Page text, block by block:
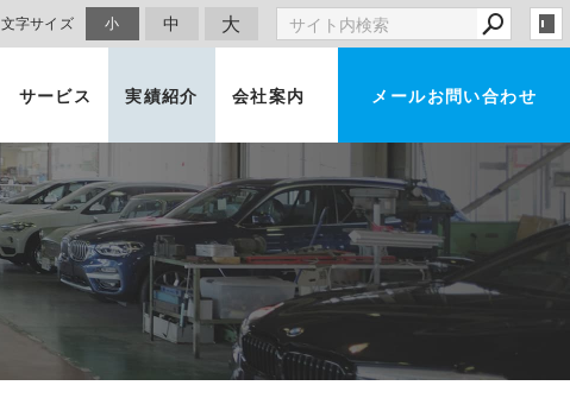
文字サイズ 小 中 大
サービス 実績紹介 会社案内 メールお問い合わせ